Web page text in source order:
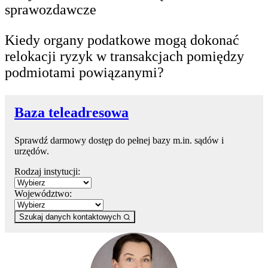
sprawozdawcze
Kiedy organy podatkowe mogą dokonać
relokacji ryzyk w transakcjach pomiędzy
podmiotami powiązanymi?
Baza teleadresowa
Sprawdź darmowy dostęp do pełnej bazy m.in. sądów i
urzędów.
Rodzaj instytucji:
Województwo:
Szukaj danych kontaktowych